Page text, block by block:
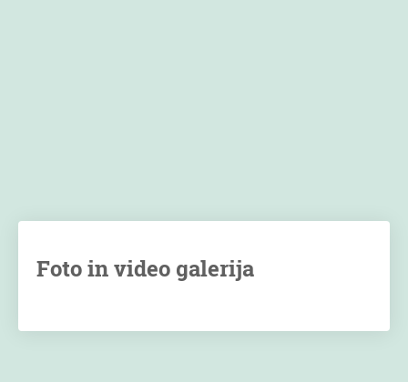
Foto in video galerija